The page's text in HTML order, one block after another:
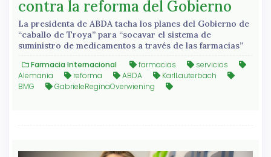
contra la reforma del Gobierno
La presidenta de ABDA tacha los planes del Gobierno de
“caballo de Troya” para “socavar el sistema de
suministro de medicamentos a través de las farmacias”
Farmacia Internacional farmacias
servicios
Alemania
reforma ABDA
KarlLauterbach
BMG
GabrieleReginaOverwiening